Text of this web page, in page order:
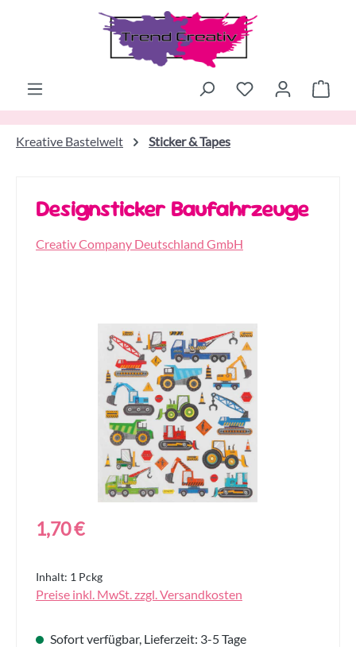
Zum Hauptinhalt springen
Kreative Bastelwelt Sticker & Tapes
Designsticker Baufahrzeuge
Creativ Company Deutschland GmbH
Bildergalerie überspringen
Regulärer Preis:
1,70 €
Inhalt: 1 Pckg
Preise inkl. MwSt. zzgl. Versandkosten
Sofort verfügbar, Lieferzeit: 3-5 Tage